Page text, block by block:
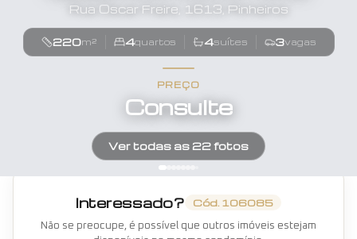
Rua Oscar Freire, 1613, Pinheiros
220m² 4quartos 4suítes 3vagas
PREÇO
Consulte
Ver todas as 22fotos
Interessado? Cód. 106085
Não se preocupe, é possível que outros imóveis estejam